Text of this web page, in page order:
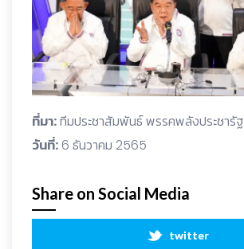
ที่มา:ทีมประชาสัมพันธ์ พรรคพลังประชารัฐ
วันที่​: 6 ธันวาคม 2565
Share on Social Media
twitter